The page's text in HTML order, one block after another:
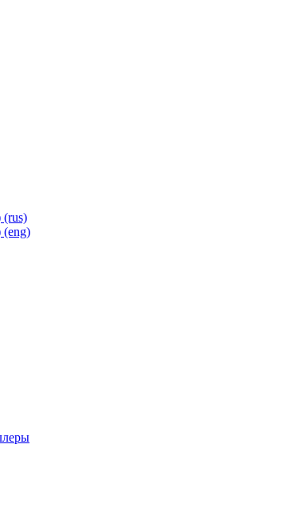
(rus)
(eng)